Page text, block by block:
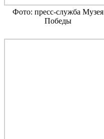
Фото: пресс-служба Музея
Победы